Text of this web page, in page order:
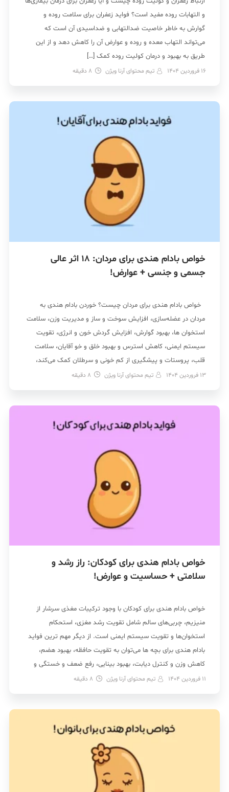
و التهابات روده مفید است؟ فواید زعفران برای سلامت روده و
گوارش به خاطر خاصیت ضدالتهابی و ضداسیدی آن است که
می‌تواند التهاب معده و روده و عوارض آن را کاهش دهد و از این
طریق به بهبود و درمان کولیت روده کمک […]
16 فروردین 1404 تیم محتوای آرنا ویژن 8 دقیقه
خواص بادام هندی برای مردان: 18 اثر عالی
جسمی و جنسی + عوارض!
خواص بادام هندی برای مردان چیست؟ خوردن بادام هندی به
مردان در عضله‌سازی، افزایش سوخت و ساز و مدیریت وزن، سلامت
استخوان ها، بهبود گوارش، افزایش گردش خون و انرژی، تقویت
سیستم ایمنی، کاهش استرس و بهبود خلق و خو آقایان، سلامت
قلب، پروستات و پیشگیری از کم خونی و سرطلان کمک می‌کند،
چون سرشار […]
13 فروردین 1404 تیم محتوای آرنا ویژن 8 دقیقه
خواص بادام هندی برای کودکان: راز رشد و
سلامتی + حساسیت و عوارض!
خواص بادام هندی برای کودکان با وجود ترکیبات مغذی سرشار از
منیزیم، چربی‌های سالم شامل تقویت رشد مغزی، استحکام
استخوان‌ها و تقویت سیستم ایمنی است. از دیگر مهم ترین فواید
بادام هندی برای بچه‌ ها می‌توان به تقویت حافظه، بهبود هضم،
کاهش وزن و کنترل دیابت، بهبود بینایی، رفع ضعف و خستگی و
افزایش انرژی […]
11 فروردین 1404 تیم محتوای آرنا ویژن 8 دقیقه